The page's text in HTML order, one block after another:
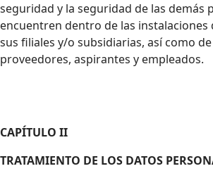
seguridad y la seguridad de las demás
encuentren dentro de las instalaciones
sus filiales y/o subsidiarias, así como
proveedores, aspirantes y empleados.
CAPÍTULO II
TRATAMIENTO DE LOS DATOS